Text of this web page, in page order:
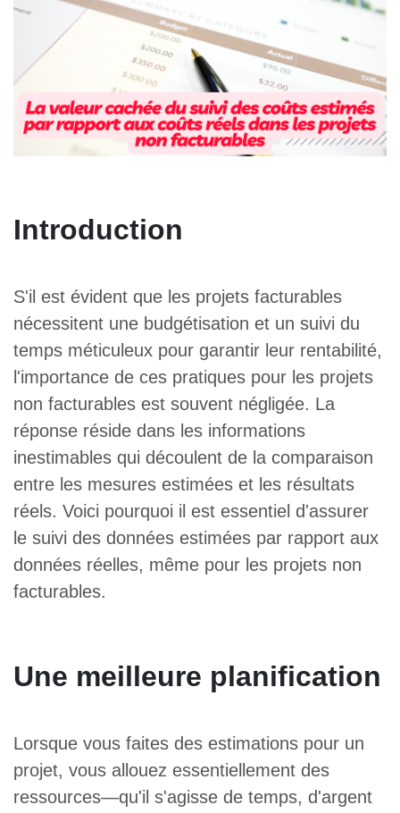
Introduction
S'il est évident que les projets facturables
nécessitent une budgétisation et un suivi du
temps méticuleux pour garantir leur rentabilité,
l'importance de ces pratiques pour les projets
non facturables est souvent négligée. La
réponse réside dans les informations
inestimables qui découlent de la comparaison
entre les mesures estimées et les résultats
réels. Voici pourquoi il est essentiel d'assurer
le suivi des données estimées par rapport aux
données réelles, même pour les projets non
facturables.
Une meilleure planification
Lorsque vous faites des estimations pour un
projet, vous allouez essentiellement des
ressources—qu'il s'agisse de temps, d'argent